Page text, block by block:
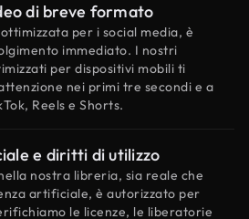
di breve formato
per i social media, è
immediato. I nostri
per dispositivi mobili ti
nei primi tre secondi e a
Reels e Shorts.
e diritti di utilizzo
nostra libreria, sia reale che
artificiale, è autorizzato per
le licenze, le liberatorie